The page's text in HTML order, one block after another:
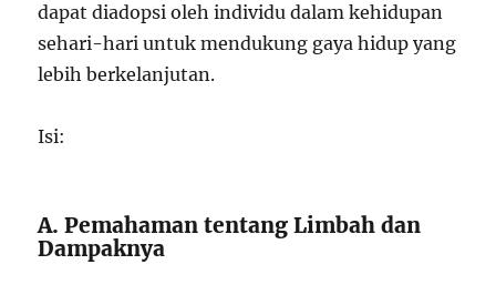
dapat diadopsi oleh individu dalam kehidupan
sehari-hari untuk mendukung gaya hidup yang
lebih berkelanjutan.
Isi:
A. Pemahaman tentang Limbah dan
Dampaknya